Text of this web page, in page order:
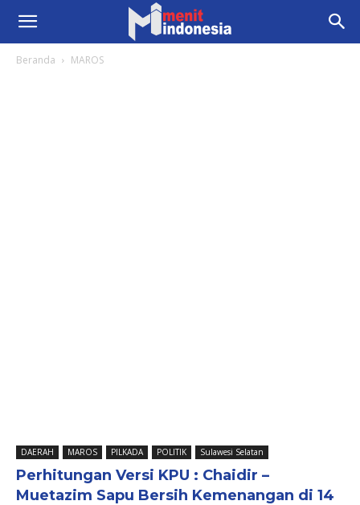
Beranda MAROS
DAERAH MAROS PILKADA POLITIK Sulawesi Selatan
Perhitungan Versi KPU : Chaidir –
Muetazim Sapu Bersih Kemenangan di 14